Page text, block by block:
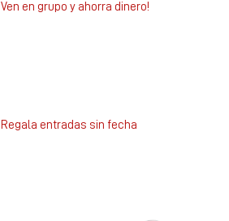
Ven en grupo y ahorra dinero!
Regala entradas sin fecha